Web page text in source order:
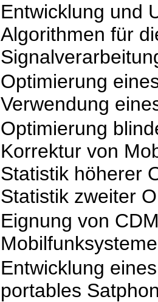
Entwicklung und
Algorithmen für
Optimierung
Verwendung
Optimierung
Korrektur von
Statistik höherer
Statistik zweiter
Eignung von
Mobilfunksysteme
Entwicklung
portables